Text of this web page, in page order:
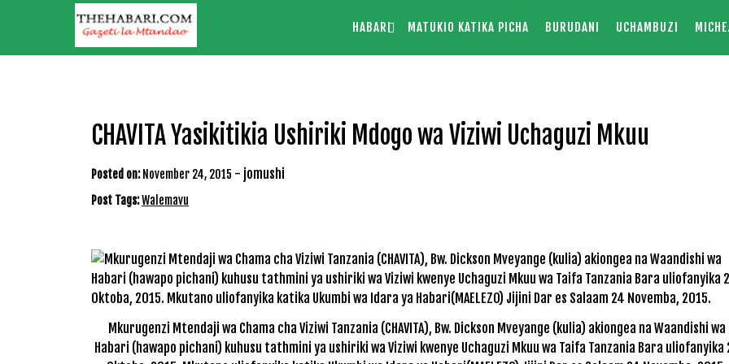
HABARI MATUKIO KATIKA PICHA BURUDANI UCHAMBUZI
CHAVITA Yasikitikia Ushiriki Mdogo wa Viziwi Uchaguzi Mkuu
Posted on: November 24, 2015 - jomushi
Post Tags:Walemavu
Mkurugenzi Mtendaji wa Chama cha Viziwi Tanzania (CHAVITA), Bw. Dickson Mveyange (kulia) akiongea na Waandishi wa
Habari (hawapo pichani) kuhusu tathmini ya ushiriki wa Viziwi kwenye Uchaguzi Mkuu wa Taifa Tanzania Bara uliofanyika